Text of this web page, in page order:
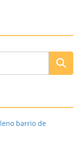
barrio de